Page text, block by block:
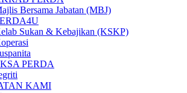
Bersama Jabatan (MBJ)
Sukan & Kebajikan (KSKP)
PERDA
KAMI